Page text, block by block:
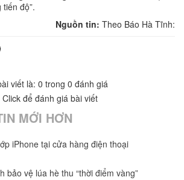
độ”.
Nguồn tin: Theo Báo Hà Tĩnh:
viết là: 0 trong 0 đánh giá
Click để đánh giá bài viết
MỚI HƠN
iPhone tại cửa hàng điện thoại
bảo vệ lúa hè thu “thời điểm vàng”